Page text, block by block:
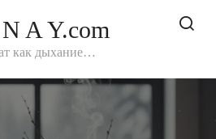
A Y.com
как дыхание…